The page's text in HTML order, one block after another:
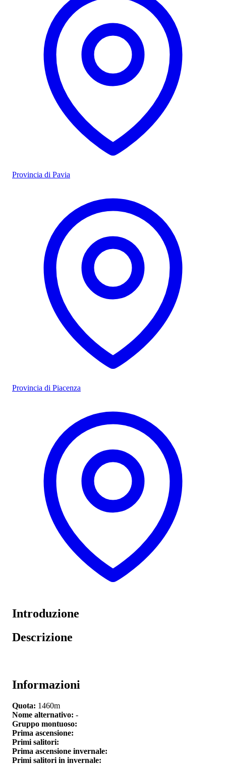
Provincia di Pavia
Provincia di Piacenza
Introduzione
Descrizione
Informazioni
Quota: 1460m
Nome alternativo: -
Gruppo montuoso:
Prima ascensione:
Primi salitori:
Prima ascensione invernale:
Primi salitori in invernale: